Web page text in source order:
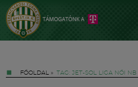
FŐOLDAL » TAG: JET-SOL LIGA NŐI NB I